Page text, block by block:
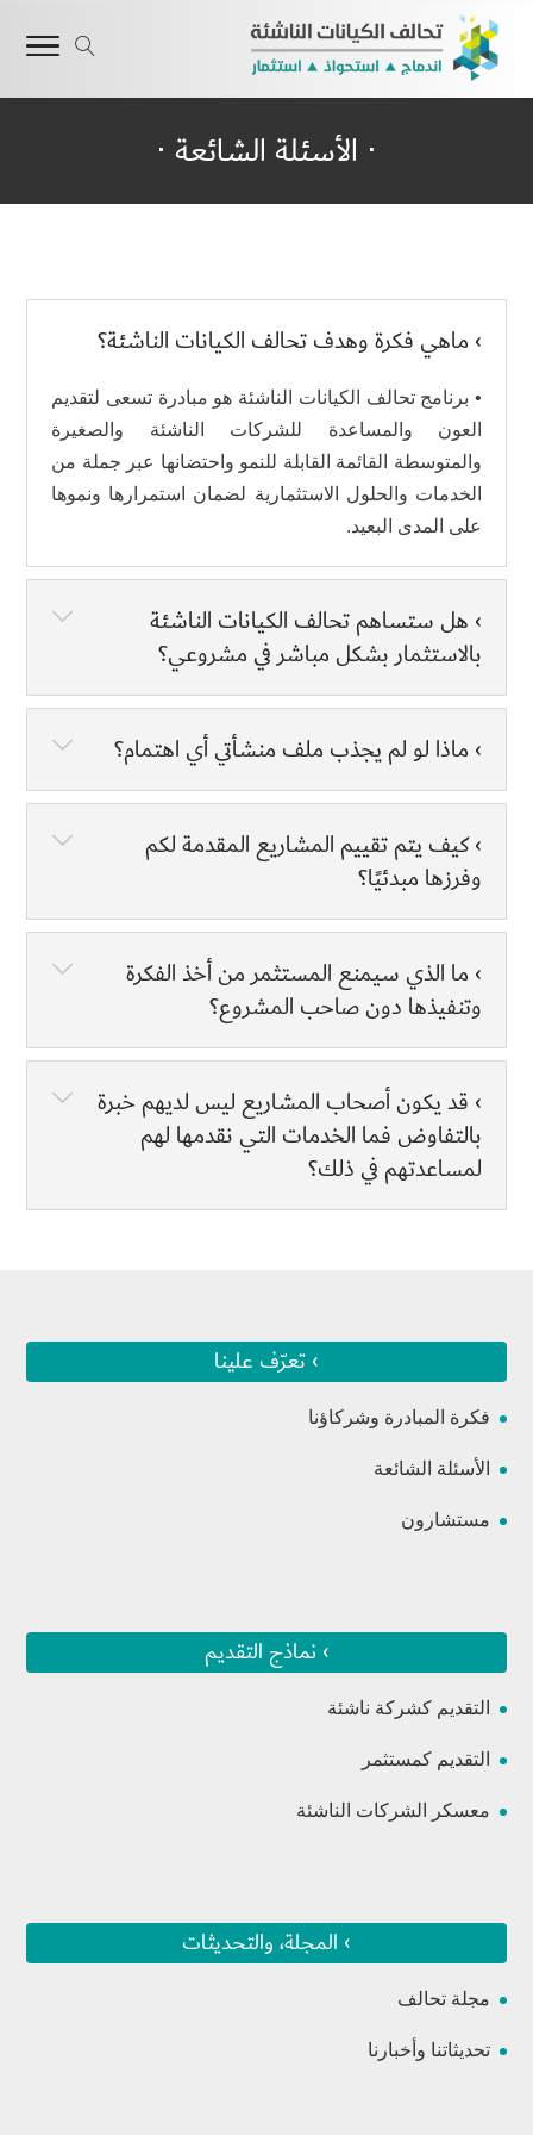
⋅ الأسئلة الشائعة ⋅
› ماهي فكرة وهدف تحالف الكيانات الناشئة؟
• برنامج تحالف الكيانات الناشئة هو مبادرة تسعى لتقديم
العون والمساعدة للشركات الناشئة والصغيرة
والمتوسطة القائمة القابلة للنمو واحتضانها عبر جملة من
الخدمات والحلول الاستثمارية لضمان استمرارها ونموها
على المدى البعيد.
› هل ستساهم تحالف الكيانات الناشئة
بالاستثمار بشكل مباشر في مشروعي؟
› ماذا لو لم يجذب ملف منشأتي أي اهتمام؟
› كيف يتم تقييم المشاريع المقدمة لكم
وفرزها مبدئيًا؟
› ما الذي سيمنع المستثمر من أخذ الفكرة
وتنفيذها دون صاحب المشروع؟
› قد يكون أصحاب المشاريع ليس لديهم خبرة
بالتفاوض فما الخدمات التي نقدمها لهم
لمساعدتهم في ذلك؟
› تعرّف علينا
فكرة المبادرة وشركاؤنا
الأسئلة الشائعة
مستشارون
› نماذج التقديم
التقديم كشركة ناشئة
التقديم كمستثمر
معسكر الشركات الناشئة
› المجلة، والتحديثات
مجلة تحالف
تحديثاتنا وأخبارنا